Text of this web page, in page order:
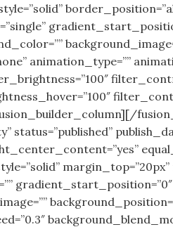
animation_type=””